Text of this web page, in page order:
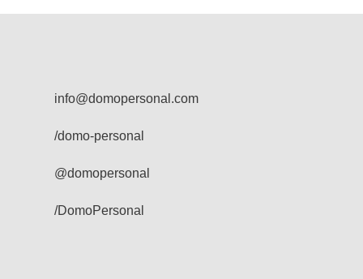
info@domopersonal.com
/domo-personal
@domopersonal
/DomoPersonal